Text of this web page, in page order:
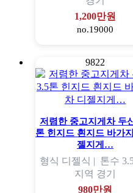
1,200만원
no.19000
9822
저렴한 중고지게차 두
톤 힌지드 흰지드 바가
젤지게…
형식 디젤식 | 톤수
지역 경기
980만원